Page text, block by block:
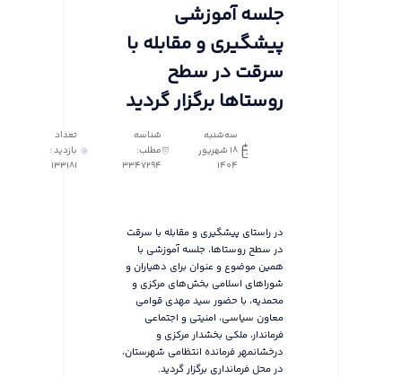
جلسه آموزشی
پیشگیری و مقابله با
سرقت در سطح
روستاها برگزار گردید
سه‌شنبه
18 شهریور
1404
شناسه
مطلب:
3347294
تعداد
بازدید :
133181
در راستای پیشگیری و مقابله با سرقت
در سطح روستاها، جلسه آموزشی با
همین موضوع و عنوان برای دهیاران و
شوراهای اسلامی بخش‌های مرکزی و
محمدیه، با حضور سید مهدی قوامی
معاون سیاسی، امنیتی و اجتماعی
فرماندار، ملکی بخشدار مرکزی و
درخشانمهر فرمانده انتظامی شهرستان،
در محل فرمانداری برگزار گردید.